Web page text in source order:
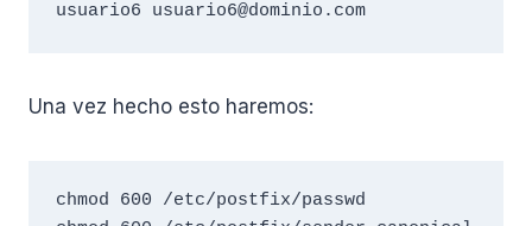
usuario6 usuario6@dominio.com
Una vez hecho esto haremos:
chmod 600 /etc/postfix/passwd